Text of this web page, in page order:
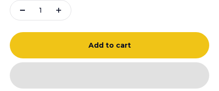
Add to cart